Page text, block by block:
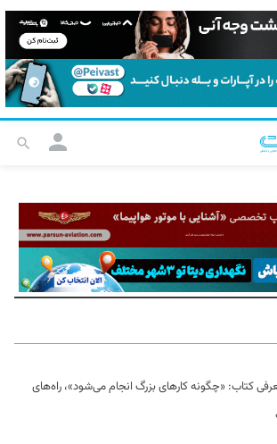
کتاب: «چگونه کارهای بزرگ انجام می‌شود»، راه‌های